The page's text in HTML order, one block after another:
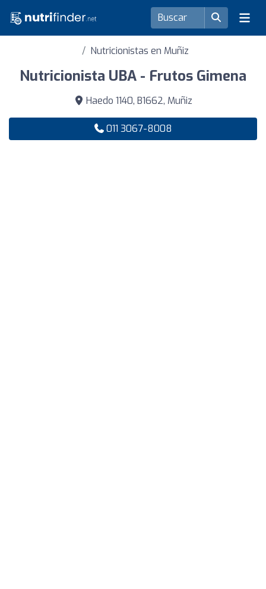
Nutricionistas en Muñiz
Nutricionista UBA - Frutos Gimena
Haedo 1140, B1662, Muñiz
011 3067-8008